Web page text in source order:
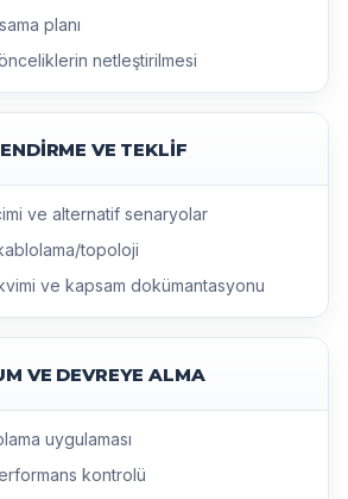
planı
netleştirilmesi
VE TEKLIF
ve alternatif senaryolar
topoloji
ve kapsam dokümantasyonu
VE DEVREYE ALMA
uygulaması
kontrolü